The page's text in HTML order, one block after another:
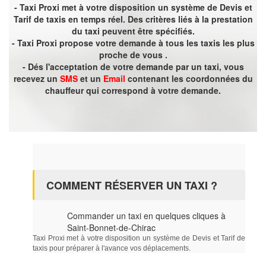
- Taxi Proxi met à votre disposition un système de Devis et
Tarif de taxis en temps réel. Des critères liés à la prestation
du taxi peuvent être spécifiés.
- Taxi Proxi propose votre demande à tous les taxis les plus
proche de vous .
- Dés l'acceptation de votre demande par un taxi, vous
recevez un SMSet un Email contenant les coordonnées du
chauffeur qui correspond à votre demande.
COMMENT RÉSERVER UN TAXI ?
Commander un taxi en quelques cliques à
Saint-Bonnet-de-Chirac
Taxi Proxi met à votre disposition un système de Devis et Tarif de
taxis pour préparer à l'avance vos déplacements.